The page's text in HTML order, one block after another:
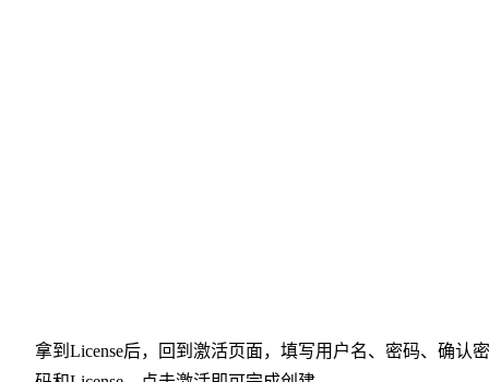
拿到License后，回到激活页面，填写用户名、密码、确认密